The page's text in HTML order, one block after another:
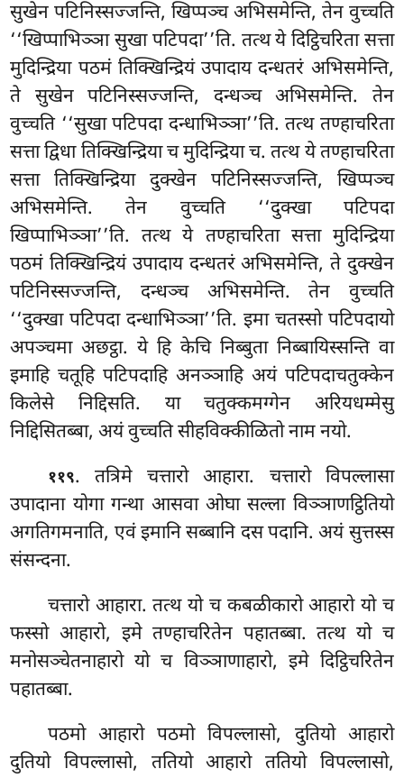
सुखेन पटिनिस्सज्जन्ति, खिप्पञ्च अभिसमेन्ति, तेन वुच्चति
‘‘खिप्पाभिञ्ञा सुखा पटिपदा’’ति. तत्थ ये दिट्ठिचरिता सत्ता
मुदिन्द्रिया पठमं तिक्खिन्द्रियं उपादाय दन्धतरं अभिसमेन्ति,
ते सुखेन पटिनिस्सज्जन्ति, दन्धञ्च अभिसमेन्ति. तेन
वुच्चति ‘‘सुखा पटिपदा दन्धाभिञ्ञा’’ति. तत्थ तण्हाचरिता
सत्ता द्विधा तिक्खिन्द्रिया च मुदिन्द्रिया च. तत्थये तण्हाचरिता
सत्ता तिक्खिन्द्रिया दुक्खेन पटिनिस्सज्जन्ति, खिप्पञ्च
अभिसमेन्ति. तेन वुच्चति ‘‘दुक्खा पटिपदा
खिप्पाभिञ्ञा’’ति. तत्थ ये तण्हाचरिता सत्ता मुदिन्द्रिया
पठमं तिक्खिन्द्रियं उपादाय दन्धतरं अभिसमेन्ति, ते दुक्खेन
पटिनिस्सज्जन्ति, दन्धञ्च अभिसमेन्ति. तेन वुच्चति
‘‘दुक्खा पटिपदा दन्धाभिञ्ञा’’ति. इमा चतस्सो पटिपदायो
अपञ्चमा अछट्ठा. ये हि केचि निब्बुता निब्बायिस्सन्ति वा
इमाहि चतूहि पटिपदाहि अनञ्ञाहि अयं पटिपदाचतुक्केन
किलेसे निद्दिसति. या चतुक्कमग्गेन अरियधम्मेसु
निद्दिसितब्बा, अयं वुच्चति सीहविक्कीळितो नाम नयो.
११९. तत्रिमे चत्तारो आहारा. चत्तारो विपल्लासा
उपादाना योगा गन्था आसवा ओघा सल्ला विञ्ञाणट्ठितियो
अगतिगमनाति, एवं इमानि सब्बानि दस पदानि. अयं सुत्तस्स
संसन्दना.
चत्तारो आहारा. तत्थ यो च कबळीकारो आहारो यो च
फस्सो आहारो, इमे तण्हाचरितेन पहातब्बा. तत्थ यो च
मनोसञ्चेतनाहारो यो च विञ्ञाणाहारो, इमे दिट्ठिचरितेन
पहातब्बा.
पठमो आहारो पठमो विपल्लासो, दुतियो आहारो
दुतियो विपल्लासो, ततियो आहारो ततियो विपल्लासो,